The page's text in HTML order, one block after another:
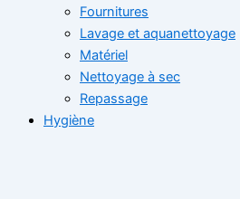
Fournitures
Lavage et aquanettoyage
Matériel
Nettoyage à sec
Repassage
Hygiène